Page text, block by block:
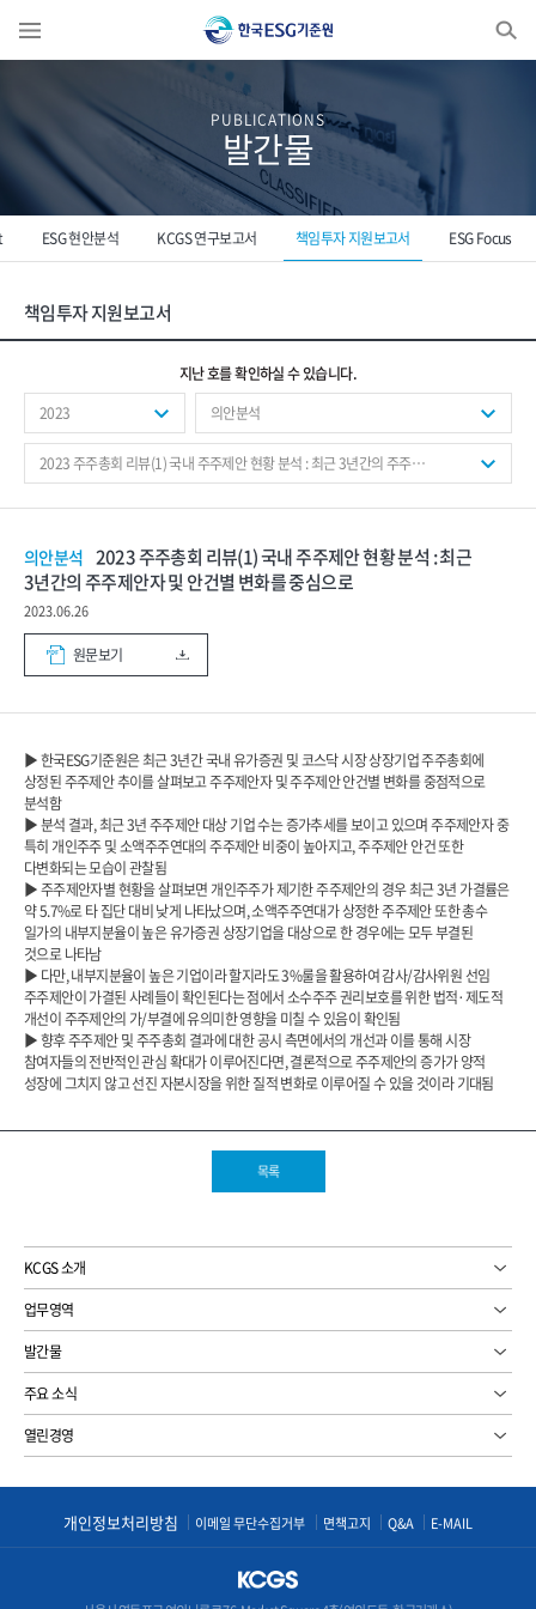
Enter search keyword...
PUBLICATIONS
발간물
ESG 현안분석 KCGS 연구보고서 책임투자 지원보고서 ESG Focus
책임투자 지원보고서
지난 호를 확인하실 수 있습니다.
2023
의안분석
2023 주주총회 리뷰(1) 국내 주주제안 현황 분석 : 최근 3년간의 주주제안자 및 안건별 변화를 중심으로
의안분석 2023 주주총회 리뷰(1) 국내 주주제안 현황 분석 : 최근
3년간의 주주제안자 및 안건별 변화를 중심으로
2023.06.26
원문보기
▶ 한국ESG기준원은 최근 3년간 국내 유가증권 및 코스닥 시장 상장기업 주주총회에
상정된 주주제안 추이를 살펴보고 주주제안자 및 주주제안 안건별 변화를 중점적으로
분석함
▶ 분석 결과, 최근 3년 주주제안 대상 기업 수는 증가추세를 보이고 있으며 주주제안자 중
특히 개인주주 및 소액주주연대의 주주제안 비중이 높아지고, 주주제안 안건 또한
다변화되는 모습이 관찰됨
▶ 주주제안자별 현황을 살펴보면 개인주주가 제기한 주주제안의 경우 최근 3년 가결률은
약 5.7%로 타 집단 대비 낮게 나타났으며, 소액주주연대가 상정한 주주제안 또한 총수
일가의 내부지분율이 높은 유가증권 상장기업을 대상으로 한 경우에는 모두 부결된
것으로 나타남
▶ 다만, 내부지분율이 높은 기업이라 할지라도 3%룰을 활용하여 감사/감사위원 선임
주주제안이 가결된 사례들이 확인된다는 점에서 소수주주 권리보호를 위한 법적·제도적
개선이 주주제안의 가/부결에 유의미한 영향을 미칠 수 있음이 확인됨
▶ 향후 주주제안 및 주주총회 결과에 대한 공시 측면에서의 개선과 이를 통해 시장
참여자들의 전반적인 관심 확대가 이루어진다면, 결론적으로 주주제안의 증가가 양적
성장에 그치지 않고 선진 자본시장을 위한 질적 변화로 이루어질 수 있을 것이라 기대됨
목록
KCGS 소개
업무영역
발간물
주요 소식
열린경영
개인정보처리방침 이메일 무단수집거부 면책고지 Q&A E-MAIL